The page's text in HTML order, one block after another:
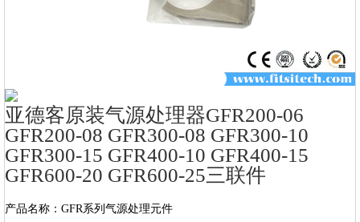
亚德客原装气源处理器GFR200-06
GFR200-08 GFR300-08 GFR300-10
GFR300-15 GFR400-10 GFR400-15
GFR600-20 GFR600-25三联件
产品名称：GFR系列气源处理元件